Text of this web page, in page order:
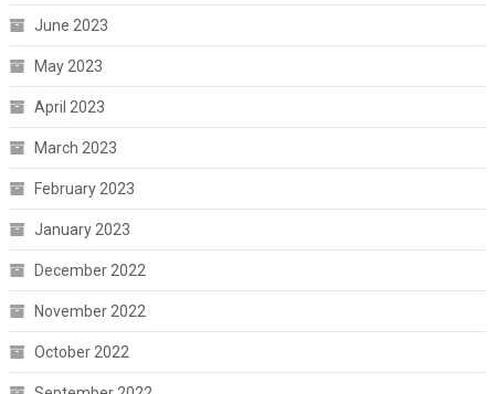
June 2023
May 2023
April 2023
March 2023
February 2023
January 2023
December 2022
November 2022
October 2022